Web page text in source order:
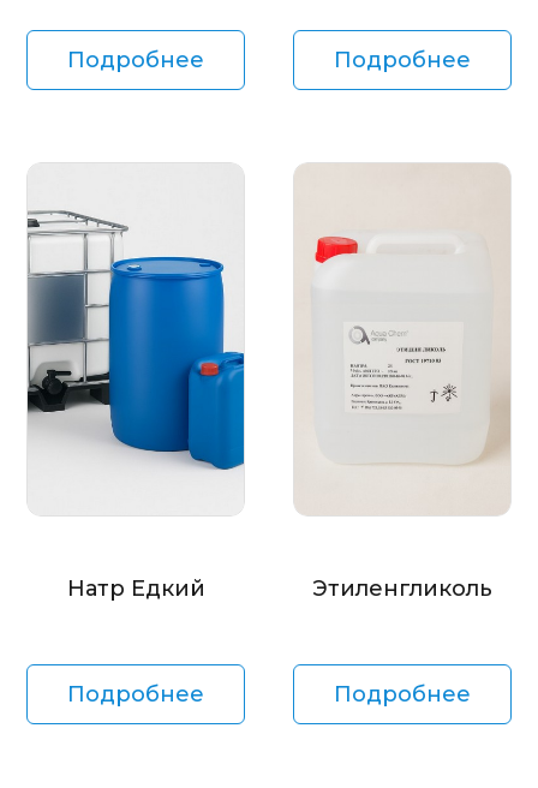
Подробнее Подробнее
Натр Едкий
Подробнее
Этиленгликоль
Подробнее